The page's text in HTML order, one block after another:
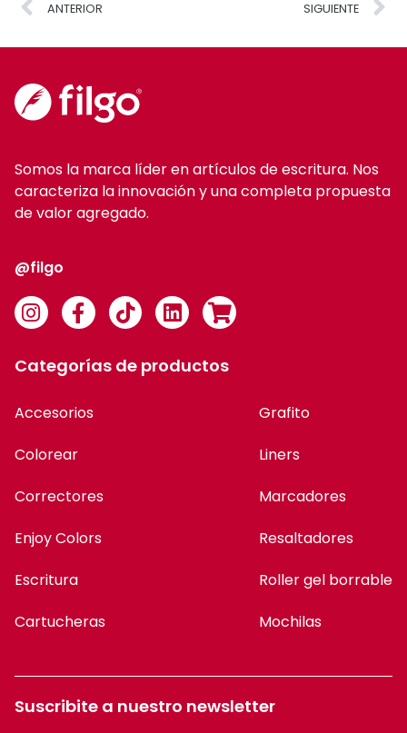
ANTERIOR SIGUIENTE
Somos la marca líder en artículos de escritura. Nos
caracteriza la innovación y una completa propuesta
de valor agregado.
@filgo
Categorías de productos
Accesorios
Colorear
Correctores
Enjoy Colors
Escritura
Cartucheras
Grafito
Liners
Marcadores
Resaltadores
Roller gel borrable
Mochilas
Suscribite a nuestro newsletter